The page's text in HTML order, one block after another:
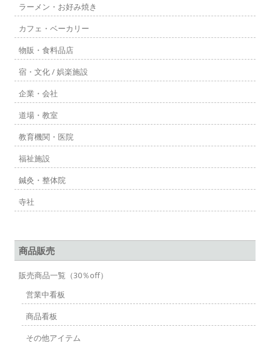
ン
ラーメン・お好み焼き
カフェ・ベーカリー
物販・食料品店
宿・文化 / 娯楽施設
企業・会社
道場・教室
教育機関・医院
福祉施設
鍼灸・整体院
寺社
商品販売
販売商品一覧（30％off）
営業中看板
商品看板
その他アイテム